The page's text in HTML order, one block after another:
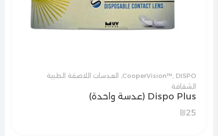
CooperVision™ DISPO
العدسات اللاصقة الطبية
الشفافة
Dispo Plus (عدسة واحدة)
₪25